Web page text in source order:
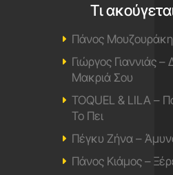
Τι
Πάνος
Γιώργος Γιαννιάς
Μακριά Σου
TOQUEL & LILA –
Το Πει
Πέγκυ Ζήνα –
Πάνος Κιάμος –